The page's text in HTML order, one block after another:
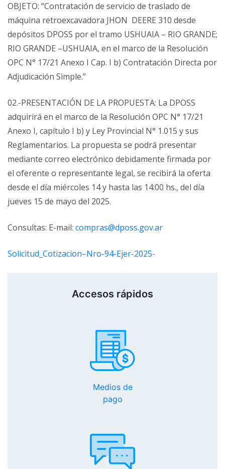
OBJETO: “Contratación de servicio de traslado de
máquina retroexcavadora JHON DEERE 310 desde
depósitos DPOSS por el tramo USHUAIA – RIO GRANDE;
RIO GRANDE –USHUAIA, en el marco de la Resolución
OPC N° 17/21 Anexo I Cap. I b) Contratación Directa por
Adjudicación Simple.”
02.-PRESENTACIÓN DE LA PROPUESTA: La DPOSS
adquirirá en el marco de la Resolución OPC N° 17/21
Anexo I, capítulo I b) y Ley Provincial N° 1.015 y sus
Reglamentarios. La propuesta se podrá presentar
mediante correo electrónico debidamente firmada por
el oferente o representante legal, se recibirá la oferta
desde el día miércoles 14 y hasta las 14:00 hs., del día
jueves 15 de mayo del 2025.
Consultas: E-mail: compras@dposs.gov.ar
Solicitud_Cotizacion–Nro-94-Ejer-2025-
Accesos rápidos
Medios de
pago